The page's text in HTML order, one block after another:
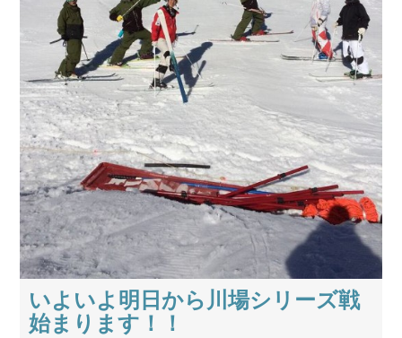
いよいよ明日から川場シリーズ戦
始まります！！